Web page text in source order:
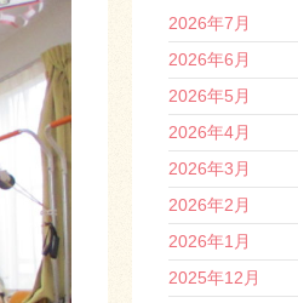
2026年7月
2026年6月
2026年5月
2026年4月
2026年3月
2026年2月
2026年1月
2025年12月